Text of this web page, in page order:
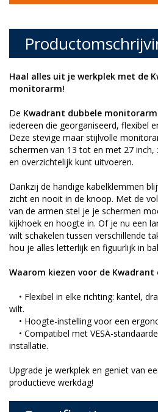
Haal alles uit je werkplek met de
monitorarm!
De Kwadrant dubbele monitorarm
iedereen die georganiseerd, flexibel
Deze stevige maar stijlvolle
schermen van 13 tot en met 27
en overzichtelijk kunt uitvoeren.
Dankzij de handige kabelklemmen
zicht en nooit in de knoop. Met de
van de armen stel je je schermen
kijkhoek en hoogte in. Of je nu een
wilt schakelen tussen verschillende
hou je alles letterlijk en figuurlijk in
Waarom kiezen voor de
• Flexibel in elke richting: kantel,
wilt.
• Hoogte-instelling voor een
• Compatibel met VESA-
installatie.
Upgrade je werkplek en geniet van
productieve werkdag!